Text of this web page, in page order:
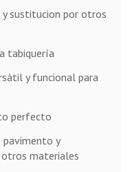
sustitucion por otros
tabiquería
y funcional para
perfecto
pavimento y
otros materiales